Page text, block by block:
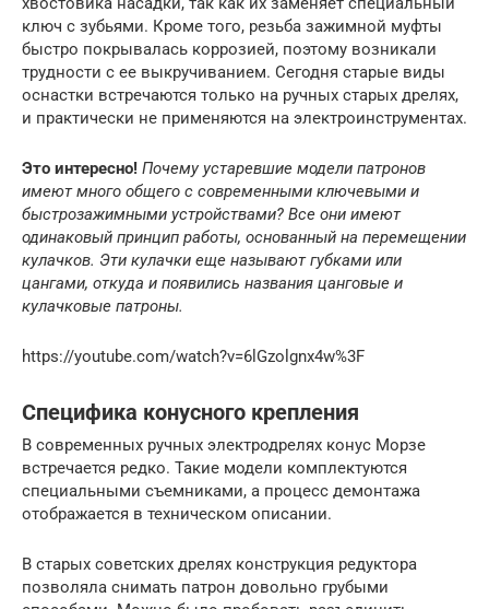
ключ с зубьями. Кроме того, резьба зажимной муфты
быстро покрывалась коррозией, поэтому возникали
трудности с ее выкручиванием. Сегодня старые виды
оснастки встречаются только на ручных старых дрелях,
и практически не применяются на электроинструментах.
Это интересно! Почему устаревшие модели патронов
имеют много общего с современными ключевыми и
быстрозажимными устройствами? Все они имеют
одинаковый принцип работы, основанный на перемещении
кулачков. Эти кулачки еще называют губками или
цангами, откуда и появились названия цанговые и
кулачковые патроны.
https://youtube.com/watch?v=6lGzolgnx4w%3F
Специфика конусного крепления
В современных ручных электродрелях конус Морзе
встречается редко. Такие модели комплектуются
специальными съемниками, а процесс демонтажа
отображается в техническом описании.
В старых советских дрелях конструкция редуктора
позволяла снимать патрон довольно грубыми